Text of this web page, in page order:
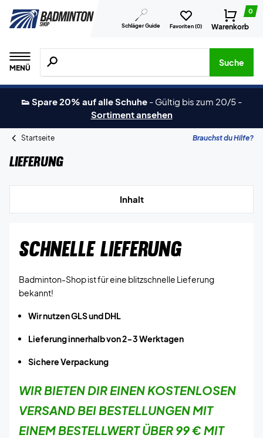
Schläger Guide Favoriten (0)
0
Warenkorb
MENÜ
Suche nach Produkten, Marken usw.
Suche
👟 Spare 20% auf alle Schuhe - Gültig bis zum 20/5 -
Sortiment ansehen
Startseite Brauchst du Hilfe?
Lieferung
Inhalt
SCHNELLE LIEFERUNG
Badminton-Shop ist für eine blitzschnelle Lieferung
bekannt!
Wir nutzen GLS und DHL
Lieferung innerhalb von 2-3 Werktagen
Sichere Verpackung
WIR BIETEN DIR EINEN KOSTENLOSEN
VERSAND BEI BESTELLUNGEN MIT
EINEM BESTELLWERT ÜBER 99 € MIT